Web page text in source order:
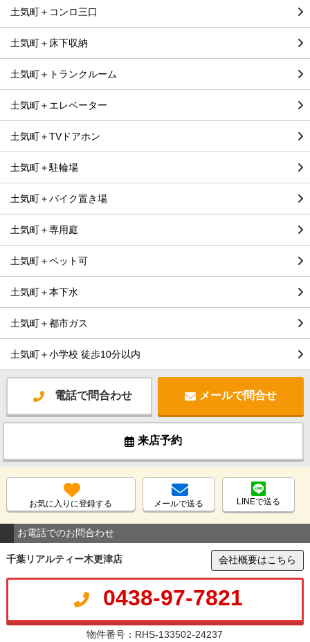
土気町＋コンロ三口
土気町＋床下収納
土気町＋トランクルーム
土気町＋エレベーター
土気町＋TVドアホン
土気町＋駐輪場
土気町＋バイク置き場
土気町＋専用庭
土気町＋ペット可
土気町＋本下水
土気町＋都市ガス
土気町＋小学校 徒歩10分以内
電話で問合わせ メールで問合せ
来店予約
お気に入りに登録する メールで送る LINEで送る
お電話でのお問合わせ
千葉リアルティー木更津店 会社概要はこちら
0438-97-7821
物件番号：RHS-133502-24237